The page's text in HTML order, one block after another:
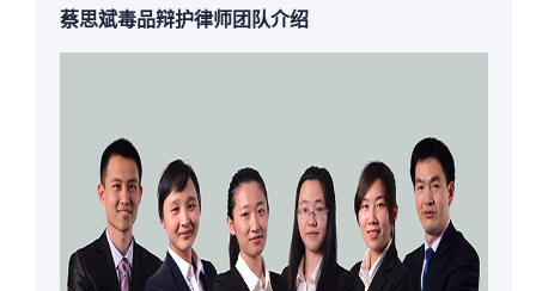
蔡思斌毒品辩护律师团队介绍